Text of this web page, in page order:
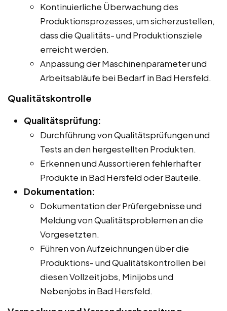
Kontinuierliche Überwachung des
Produktionsprozesses, um sicherzustellen,
dass die Qualitäts- und Produktionsziele
erreicht werden.
Anpassung der Maschinenparameter und
Arbeitsabläufe bei Bedarf in Bad Hersfeld.
Qualitätskontrolle
Qualitätsprüfung:
Durchführung von Qualitätsprüfungen und
Tests an den hergestellten Produkten.
Erkennen und Aussortieren fehlerhafter
Produkte in Bad Hersfeld oder Bauteile.
Dokumentation:
Dokumentation der Prüfergebnisse und
Meldung von Qualitätsproblemen an die
Vorgesetzten.
Führen von Aufzeichnungen über die
Produktions- und Qualitätskontrollen bei
diesen Vollzeitjobs, Minijobs und
Nebenjobs in Bad Hersfeld.